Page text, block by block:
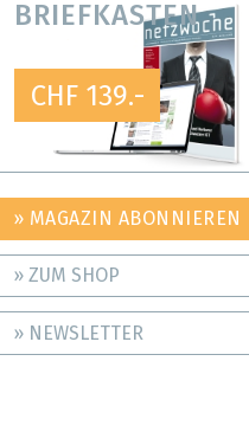
BRIEFKASTEN
CHF 139.-
» MAGAZIN ABONNIEREN
» ZUM SHOP
» NEWSLETTER